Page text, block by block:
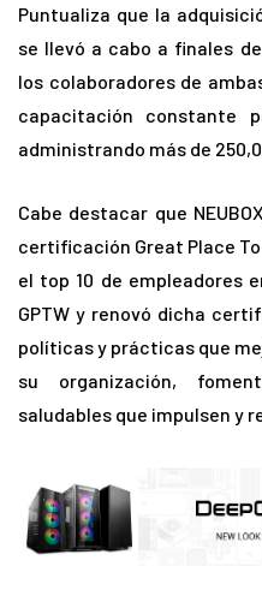
Puntualiza que la
se llevó a cabo a finales
los colaboradores de
capacitación constante
administrando más de
Cabe destacar que
certificación Great Place
el top 10 de empleadores
GPTW y renovó dicha
políticas y prácticas que
su organización,
saludables que impulsen y